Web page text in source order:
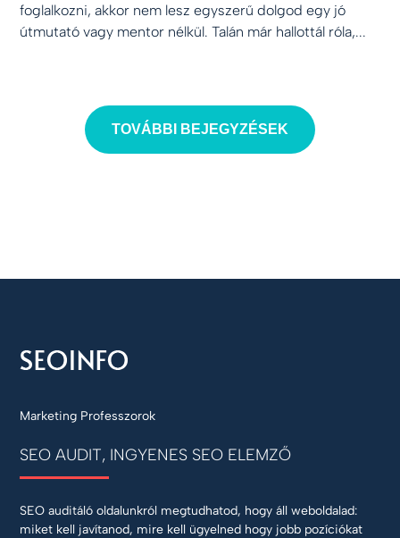
foglalkozni, akkor nem lesz egyszerű dolgod egy jó
útmutató vagy mentor nélkül. Talán már hallottál róla,...
TOVÁBBI BEJEGYZÉSEK
Marketing Professzorok
SEO AUDIT, INGYENES SEO ELEMZŐ
SEO auditáló oldalunkról megtudhatod, hogy áll weboldalad:
miket kell javítanod, mire kell ügyelned hogy jobb pozíciókat